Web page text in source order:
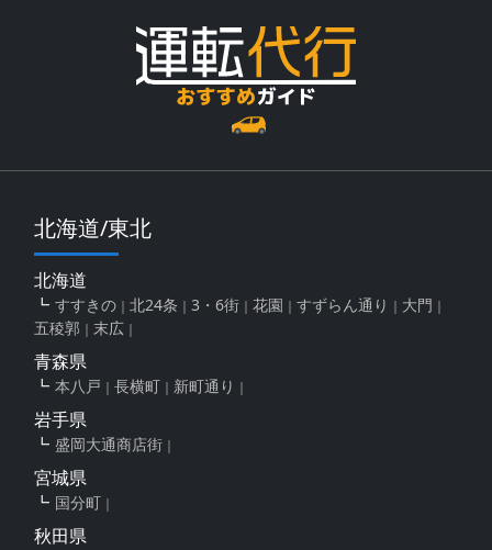
北海道/東北
北海道
すすきの 北24条 3・6街 花園 すずらん通り
大門
五稜郭
末広
青森県
本八戸 長横町 新町通り
岩手県
盛岡大通商店街
宮城県
国分町
秋田県